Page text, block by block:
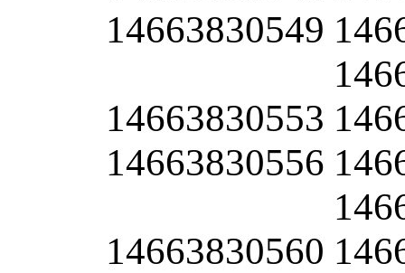
14663830549
14663830553
14663830556
14663830560